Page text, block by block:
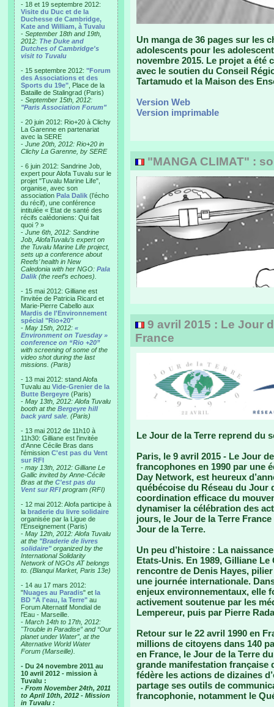
- 18 et 19 septembre 2012:
Visite du Duc et de la
Duchesse de Cambridge,
Kate and William, à Tuvalu
- September 18th and 19th,
2012: The Duke and
Dutches of Cambridge's
visit to Tuvalu
- 15 septembre 2012: "Forum
des Associations et des
Sports du 19e" , Place de la
Bataille de Stalingrad (Paris)
- September 15th, 2012:
"Paris Association Forum"
- 20 juin 2012: Rio+20 à Clichy
La Garenne en partenariat
avec la SERE
- June 20th, 2012: Rio+20 in
Clichy La Garenne, by SERE
- 6 juin 2012: Sandrine Job,
expert pour Alofa Tuvalu sur le
projet "Tuvalu Marine Life",
organise, avec son
association Pala Dalik (l’écho
du récif), une conférence
intitulée « Etat de santé des
récifs calédoniens: Qui fait
quoi ? »
- June 6th, 2012: Sandrine
Job, AlofaTuvalu’s expert on
the Tuvalu Marine Life project,
sets up a conference about
Reefs’ health in New
Caledonia with her NGO: Pala
Dalik (the reef’s echoes).
- 15 mai 2012: Gilliane est
l'invitée de Patricia Ricard et
Marie-Pierre Cabello aux
Mardis de l'Environnement
spécial "Rio+20"
- May 15th, 2012: «
Environment on Tuesday »
conference on “Rio +20”
with screening of some of the
video shot during the last
missions. (Paris)
- 13 mai 2012: stand Alofa
Tuvalu au Vide-Grenier de la
Butte Bergeyre (Paris)
- May 13th, 2012: Alofa Tuvalu
booth at the Bergeyre hill
back yard sale . (Paris)
- 13 mai 2012 de 11h10 à
11h30: Gilliane est l'invitée
d'Anne Cécile Bras dans
l'émission C'est pas du Vent
sur RFI
- may 13th, 2012: Gilliane Le
Gallic invited by Anne-Cécile
Bras at the C'est pas du
Vent sur RFI program (RFI)
- 12 mai 2012: Alofa participe à
la braderie du livre solidaire
organisée par la Ligue de
l'Enseignement (Paris)
- May 12th, 2012: Alofa Tuvalu
at the "Braderie de livres
solidaire"organized by the
International Solidarity
Network of NGOs AT belongs
to. (Blanqui Market, Paris 13e)
- 14 au 17 mars 2012:
"Nuages au Paradis" et la
BD "A l'eau, la Terre" au
Forum Alternatif Mondial de
l'Eau - Marseille.
- March 14th to 17th, 2012:
"Trouble in Paradise” and “Our
planet under Water”, at the
Alternative World Water
Forum (Marseille).
- Du 24 novembre 2011 au
10 avril 2012 - mission à
Tuvalu :
- From November 24th, 2011
to April 10th, 2012 - Mission
in Tuvalu :
Un manga de 36 pages sur les
adolescents pour les
novembre 2015. Le projet a été
avec le soutien du Conseil
Tartamudo et la Maison des
Version Web
Version imprimable
"MANGA CLIMAT" :
9 avril 2015 : Le Jour
France
Le Jour de la Terre reprend du
Paris, le 9 avril 2015 - Le Jour
francophones en 1990 par une
Day Network, est heureux
québécoise du Réseau du Jour
coordination efficace du
dynamiser la célébration des
jours, le Jour de la Terre
Jour de la Terre.
Un peu d’histoire : La
Etats-Unis. En 1989, Gilliane
rencontre de Denis Hayes,
une journée internationale.
enjeux environnementaux, elle
activement soutenue par les
Lempereur, puis par Pierre
Retour sur le 22 avril 1990 en
millions de citoyens dans 140
en France, le Jour de la Terre
grande manifestation française
fédère les actions de dizaines
partage ses outils de
francophonie, notamment le